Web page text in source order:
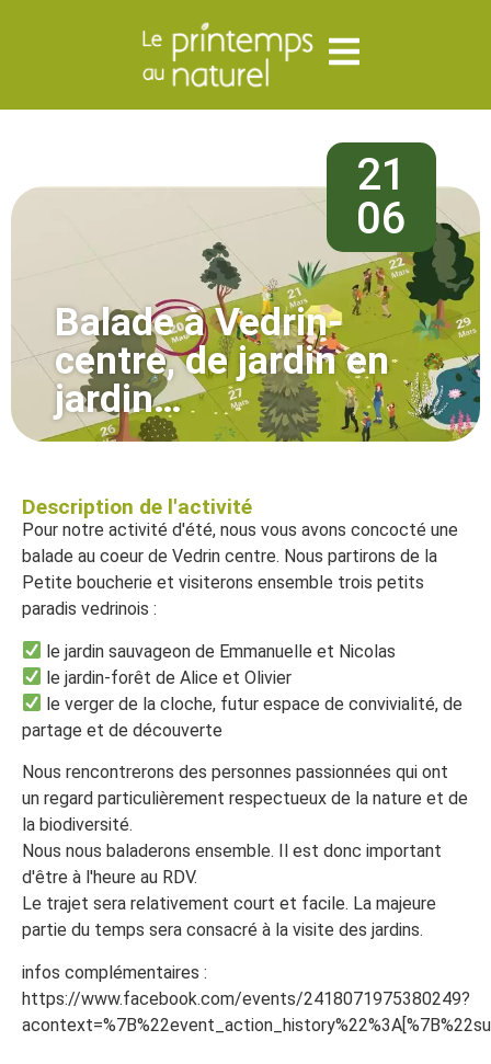
21
06
Balade à Vedrin-
centre, de jardin en
jardin…
Description de l'activité
Pour notre activité d'été, nous vous avons concocté une
balade au coeur de Vedrin centre. Nous partirons de la
Petite boucherie et visiterons ensemble trois petits
paradis vedrinois :
le jardin sauvageon de Emmanuelle et Nicolas
le jardin-forêt de Alice et Olivier
le verger de la cloche, futur espace de convivialité, de
partage et de découverte
Nous rencontrerons des personnes passionnées qui ont
un regard particulièrement respectueux de la nature et de
la biodiversité.
Nous nous baladerons ensemble. Il est donc important
d'être à l'heure au RDV.
Le trajet sera relativement court et facile. La majeure
partie du temps sera consacré à la visite des jardins.
infos complémentaires :
https://www.facebook.com/events/2418071975380249?